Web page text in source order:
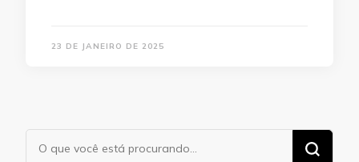
23 DE JANEIRO DE 2025
Procurando